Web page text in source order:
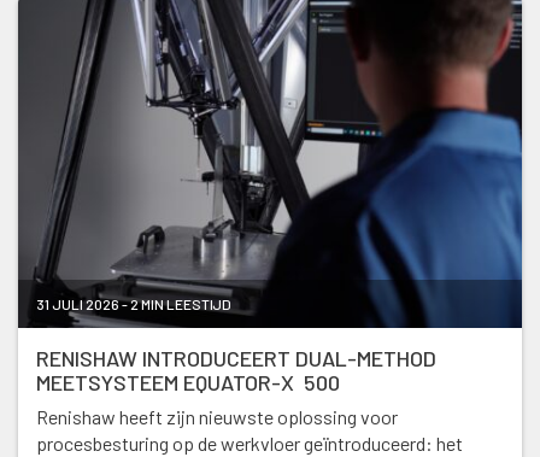
31 JULI 2026 - 2 MIN LEESTIJD
RENISHAW INTRODUCEERT DUAL-METHOD
MEETSYSTEEM EQUATOR-X 500
Renishaw heeft zijn nieuwste oplossing voor
procesbesturing op de werkvloer geïntroduceerd: het